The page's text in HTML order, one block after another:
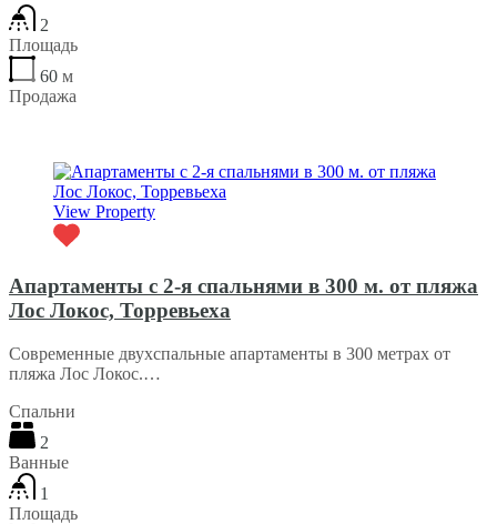
2
Площадь
60 м
Продажа
View Property
Апартаменты с 2-я спальнями в 300 м. от пляжа
Лос Локос, Торревьеха
Современные двухспальные апартаменты в 300 метрах от
пляжа Лос Локос.…
Спальни
2
Ванные
1
Площадь